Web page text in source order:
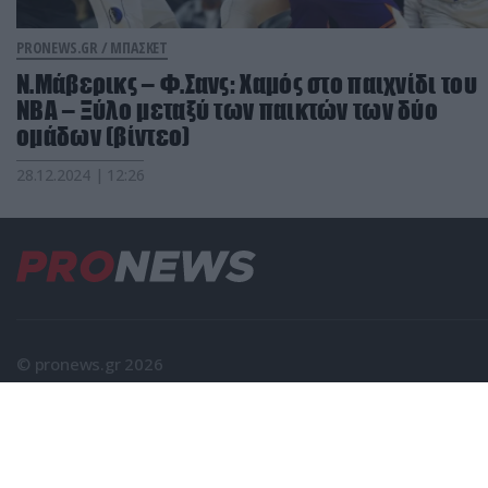
PRONEWS.GR / ΜΠΑΣΚΕΤ
N.Mάβερικς – Φ.Σανς: Χαμός στο παιχνίδι του
NBA – Ξύλο μεταξύ των παικτών των δύο
ομάδων (βίντεο)
28.12.2024 | 12:26
© pronews.gr 2026